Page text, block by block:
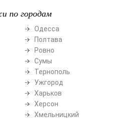
по городам
Одесса
Полтава
Ровно
Сумы
Тернополь
Ужгород
Харьков
Херсон
Хмельницкий